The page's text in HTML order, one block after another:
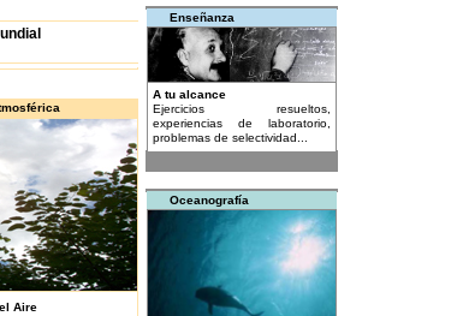
Aire
Enseñanza
A tu alcance
Ejercicios resueltos,
experiencias de laboratorio,
problemas de selectividad...
Oceanografía